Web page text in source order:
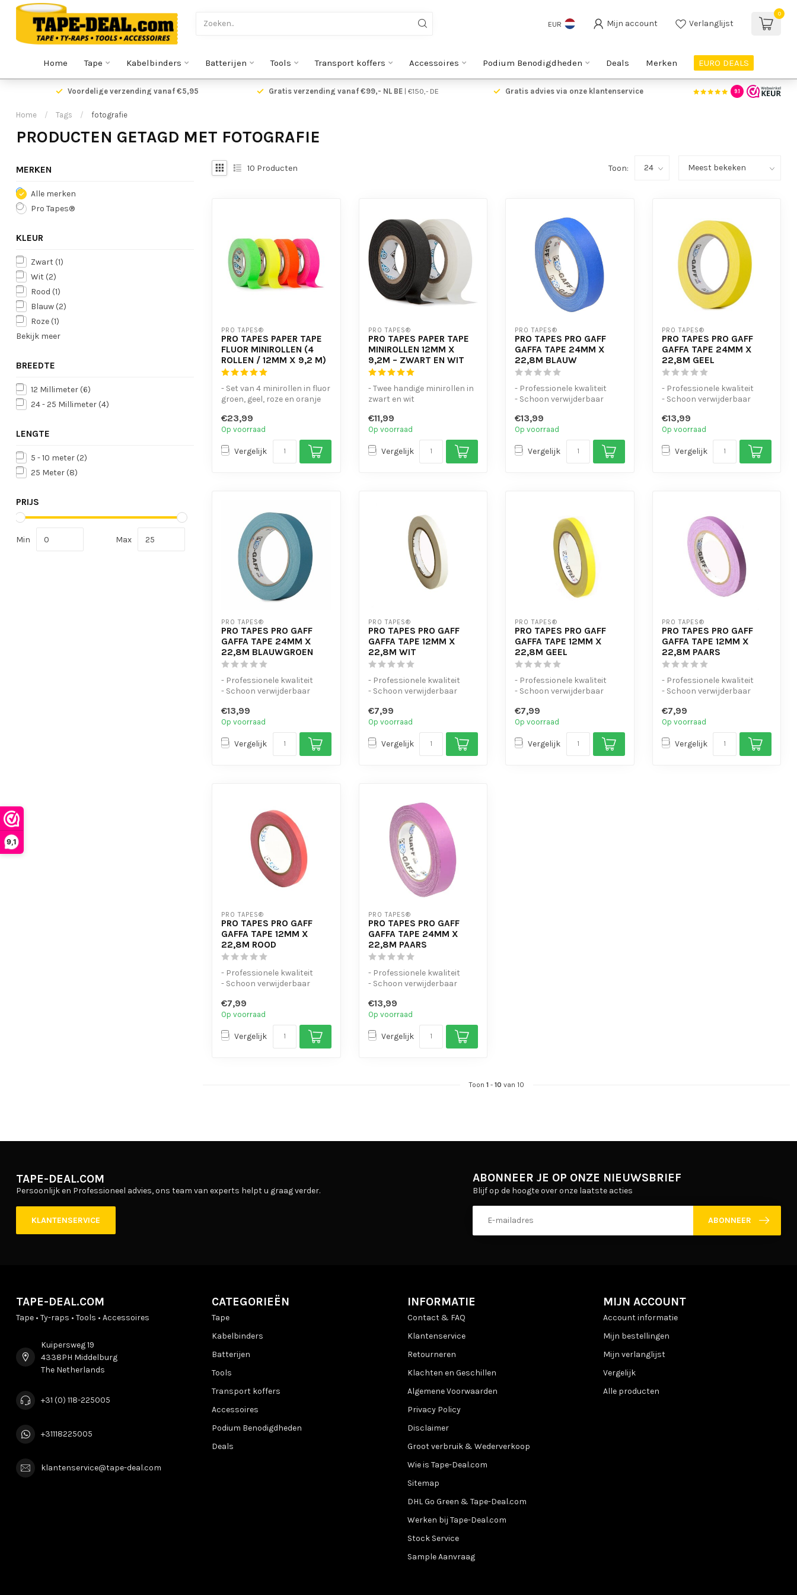
9,1
EUR Mijn account Verlanglijst
0
Home Tape Kabelbinders Batterijen Tools Transport koffers Accessoires Podium Benodigdheden Deals Merken EURO DEALS
Voordelige verzending vanaf €5,95 Gratis verzending vanaf €99,- NL BE| €150,- DE Gratis advies via onze klantenservice 9.1
Home / Tags / fotografie
PRODUCTEN GETAGD MET FOTOGRAFIE
MERKEN
Alle merken
Pro Tapes®
KLEUR
Zwart (1)
Wit (2)
Rood (1)
Blauw (2)
Roze (1)
Bekijk meer
BREEDTE
12 Millimeter (6)
24 - 25 Millimeter (4)
LENGTE
5 - 10 meter (2)
25 Meter (8)
PRIJS
Min Max
10 Producten Toon:
PRO TAPES®
PRO TAPES PAPER TAPE
FLUOR MINIROLLEN (4
ROLLEN / 12MM X 9,2 M)
- Set van 4 minirollen in fluor
groen, geel, roze en oranje
€23,99
Op voorraad
Vergelijk
PRO TAPES®
PRO TAPES PAPER TAPE
MINIROLLEN 12MM X
9,2M – ZWART EN WIT
- Twee handige minirollen in
zwart en wit
eenvoudig beschri...
€11,99
Op voorraad
Vergelijk
PRO TAPES®
PRO TAPES PRO GAFF
GAFFA TAPE 24MM X
22,8M BLAUW
- Professionele kwaliteit
- Schoon verwijderbaar
beschrijf...
€13,99
Op voorraad
Vergelijk
PRO TAPES®
PRO TAPES PRO GAFF
GAFFA TAPE 24MM X
22,8M GEEL
- Professionele kwaliteit
- Schoon verwijderbaar
beschrijf...
€13,99
Op voorraad
Vergelijk
PRO TAPES®
PRO TAPES PRO GAFF
GAFFA TAPE 24MM X
22,8M BLAUWGROEN
- Professionele kwaliteit
- Schoon verwijderbaar
beschrijf...
€13,99
Op voorraad
Vergelijk
PRO TAPES®
PRO TAPES PRO GAFF
GAFFA TAPE 12MM X
22,8M WIT
- Professionele kwaliteit
- Schoon verwijderbaar
beschrijf...
€7,99
Op voorraad
Vergelijk
PRO TAPES®
PRO TAPES PRO GAFF
GAFFA TAPE 12MM X
22,8M GEEL
- Professionele kwaliteit
- Schoon verwijderbaar
beschrijf...
€7,99
Op voorraad
Vergelijk
PRO TAPES®
PRO TAPES PRO GAFF
GAFFA TAPE 12MM X
22,8M PAARS
- Professionele kwaliteit
- Schoon verwijderbaar
beschrijf...
€7,99
Op voorraad
Vergelijk
PRO TAPES®
PRO TAPES PRO GAFF
GAFFA TAPE 12MM X
22,8M ROOD
- Professionele kwaliteit
- Schoon verwijderbaar
beschrijf...
€7,99
Op voorraad
Vergelijk
PRO TAPES®
PRO TAPES PRO GAFF
GAFFA TAPE 24MM X
22,8M PAARS
- Professionele kwaliteit
- Schoon verwijderbaar
beschrijf...
€13,99
Op voorraad
Vergelijk
Toon 1- 10 van 10
TAPE-DEAL.COM
Persoonlijk en Professioneel advies, ons team van experts helpt u graag verder.
KLANTENSERVICE
ABONNEER JE OP ONZE NIEUWSBRIEF
Blijf op de hoogte over onze laatste acties
ABONNEER
TAPE-DEAL.COM
Tape • Ty-raps • Tools • Accessoires
Kuipersweg 19
4338PH Middelburg
The Netherlands
+31 (0) 118-225005
+31118225005
klantenservice@tape-deal.com
CATEGORIEËN
Tape
Kabelbinders
Batterijen
Tools
Transport koffers
Accessoires
Podium Benodigdheden
Deals
INFORMATIE
Contact & FAQ
Klantenservice
Retourneren
Klachten en Geschillen
Algemene Voorwaarden
Privacy Policy
Disclaimer
Groot verbruik & Wederverkoop
Wie is Tape-Deal.com
Sitemap
DHL Go Green & Tape-Deal.com
Werken bij Tape-Deal.com
Stock Service
Sample Aanvraag
MIJN ACCOUNT
Account informatie
Mijn bestellingen
Mijn verlanglijst
Vergelijk
Alle producten